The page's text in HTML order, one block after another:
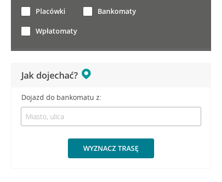
Jak dojechać?
Dojazd do bankomatu z:
WYZNACZ TRASĘ
Placówki Bankomaty
Wpłatomaty